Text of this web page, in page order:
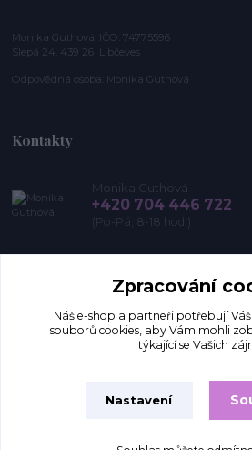
Monika Guthová, IČO: 74775596
Slepá 24, 439 26 Libčeves
Odpovědná osoba: Monika Guthová
Kontakty
Monika Guthová
+420 704 446 722
(Po-Pá, 8-18 hod.)
Upravit sběr
Zpracování
Náš e-shop a partneři potřebují Váš
souborů cookies, aby Vám mohli
týkající se Vašich
Nastavení